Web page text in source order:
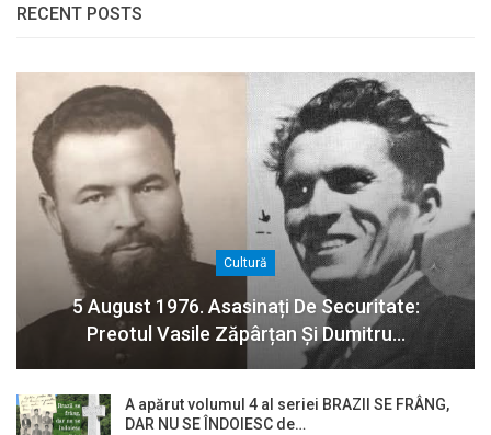
RECENT POSTS
Cultură
5 August 1976. Asasinați De Securitate:
Preotul Vasile Zăpârțan Și Dumitru…
A apărut volumul 4 al seriei BRAZII SE FRÂNG,
DAR NU SE ÎNDOIESC de…